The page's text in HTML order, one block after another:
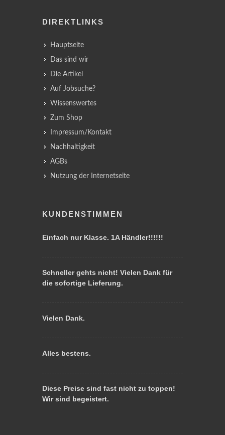
DIREKTLINKS
Hauptseite
Das sind wir
Die Artikel
Auf Jobsuche?
Wissenswertes
Zum Shop
Impressum/Kontakt
Nachhaltigkeit
AGBs
Nutzung der Internetseite
KUNDENSTIMMEN
Einfach nur Klasse. 1A Händler!!!!!!
Schneller gehts nicht! Vielen Dank für
die sofortige Lieferung.
Vielen Dank.
Alles bestens.
Diese Preise sind fast nicht zu toppen!
Wir sind begeistert.